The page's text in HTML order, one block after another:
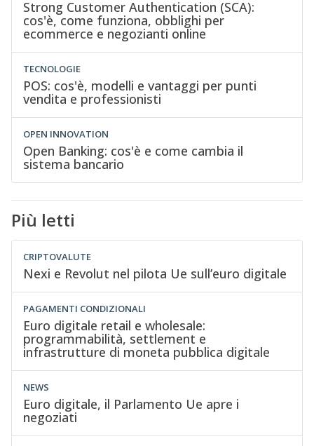
Strong Customer Authentication (SCA):
cos'è, come funziona, obblighi per
ecommerce e negozianti online
TECNOLOGIE
POS: cos'è, modelli e vantaggi per punti
vendita e professionisti
OPEN INNOVATION
Open Banking: cos'è e come cambia il
sistema bancario
Più letti
CRIPTOVALUTE
Nexi e Revolut nel pilota Ue sull’euro digitale
PAGAMENTI CONDIZIONALI
Euro digitale retail e wholesale:
programmabilità, settlement e
infrastrutture di moneta pubblica digitale
NEWS
Euro digitale, il Parlamento Ue apre i
negoziati